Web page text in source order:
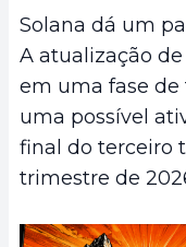
Solana dá um
A atualização
em uma fase
uma possível
final do terceiro
trimestre de